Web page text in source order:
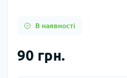
В наявності
90 грн.